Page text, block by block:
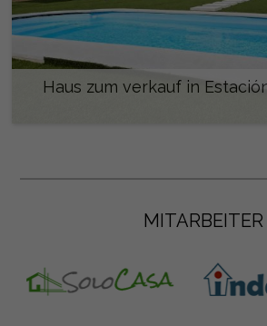
Haus zum verkauf in
MITARBEITER